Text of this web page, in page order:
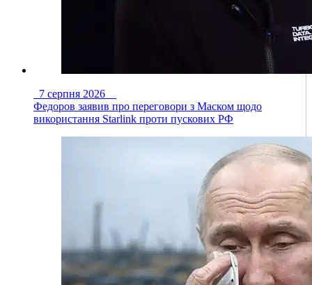
7 серпня 2026
Федоров заявив про переговори з Маском щодо
використання Starlink проти пускових РФ